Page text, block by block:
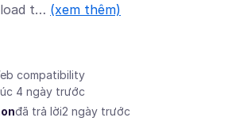
t… (xem thêm)
compatibility
4 ngày trước
đã trả lời2 ngày trước